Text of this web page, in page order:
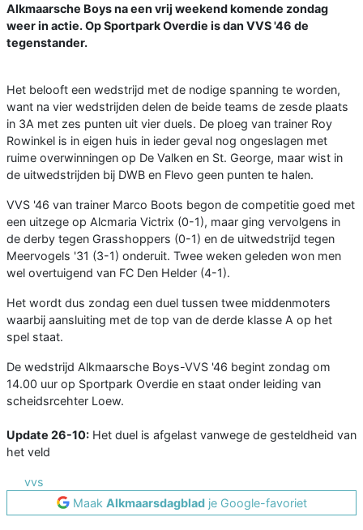
Alkmaarsche Boys na een vrij weekend komende zondag
weer in actie. Op Sportpark Overdie is dan VVS '46 de
tegenstander.
Het belooft een wedstrijd met de nodige spanning te worden,
want na vier wedstrijden delen de beide teams de zesde plaats
in 3A met zes punten uit vier duels. De ploeg van trainer Roy
Rowinkel is in eigen huis in ieder geval nog ongeslagen met
ruime overwinningen op De Valken en St. George, maar wist in
de uitwedstrijden bij DWB en Flevo geen punten te halen.
VVS '46 van trainer Marco Boots begon de competitie goed met
een uitzege op Alcmaria Victrix (0-1), maar ging vervolgens in
de derby tegen Grasshoppers (0-1) en de uitwedstrijd tegen
Meervogels '31 (3-1) onderuit. Twee weken geleden won men
wel overtuigend van FC Den Helder (4-1).
Het wordt dus zondag een duel tussen twee middenmoters
waarbij aansluiting met de top van de derde klasse A op het
spel staat.
De wedstrijd Alkmaarsche Boys-VVS '46 begint zondag om
14.00 uur op Sportpark Overdie en staat onder leiding van
scheidsrcehter Loew.
Update 26-10: Het duel is afgelast vanwege de gesteldheid van
het veld
vvs
Maak Alkmaarsdagbladje Google-favoriet